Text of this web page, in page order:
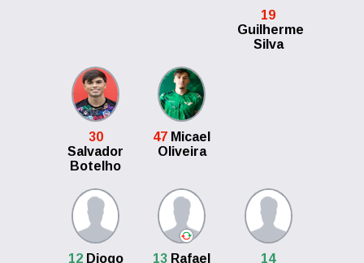
19
Guilherme
Silva
30
Salvador
Botelho
47 Micael
Oliveira
12Diogo
13 Rafael
14